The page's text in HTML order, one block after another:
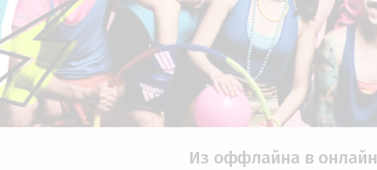
Из оффлайна в онлайн